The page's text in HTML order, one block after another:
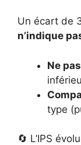
Un écart de
n’indique
Ne
type
🔄 L’IPS